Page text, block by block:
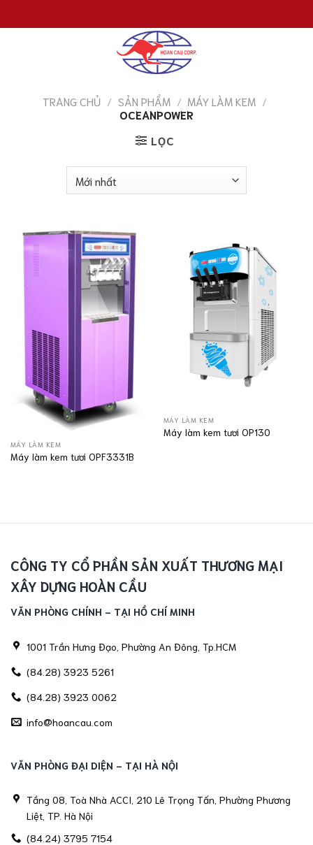
đến
TRANG CHỦ / SẢN PHẨM / MÁY LÀM KEM /
OCEANPOWER
LỌC
MÁY LÀM KEM
Máy làm kem tươi OPF3331B
MÁY LÀM KEM
Máy làm kem tươi OP130
CÔNG TY CỔ PHẦN SẢN XUẤT THƯƠNG MẠI
XÂY DỰNG HOÀN CẦU
VĂN PHÒNG CHÍNH - TẠI HỒ CHÍ MINH
1001 Trần Hưng Đạo, Phường An Đông, Tp.HCM
(84.28) 3923 5261
(84.28) 3923 0062
info@hoancau.com
VĂN PHÒNG ĐẠI DIỆN - TẠI HÀ NỘI
Tầng 08, Toà Nhà ACCI, 210 Lê Trọng Tấn, Phường Phương
Liệt, TP. Hà Nội
(84.24) 3795 7154